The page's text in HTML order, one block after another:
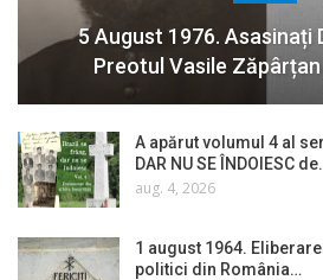
5 August 1976. Asasinați
Preotul Vasile
A apărut volumul 4 al
DAR NU SE ÎNDOIESC
aug. 4, 2026
1 august 1964.
politici din România…